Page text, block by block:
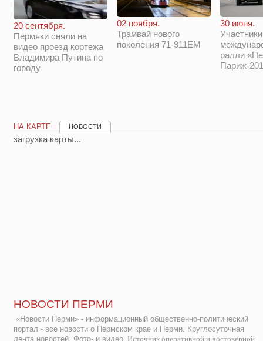
20 сентября.
Пермяки сняли на
видео проезд кортежа
Владимира Путина по
городу
02 ноября.
Трамвай нового
поколения 71-911ЕМ
30 июня.
Участники
ралли
Париж-
НА КАРТЕ НОВОСТИ
загрузка карты...
НОВОСТИ ПЕРМИ
«Новости Перми» - информационный общественно-политический
портал - все новости о Пермском крае и Перми. Круглосуточная
лента новостей. Фото- и видео. Источник оперативной и достоверной